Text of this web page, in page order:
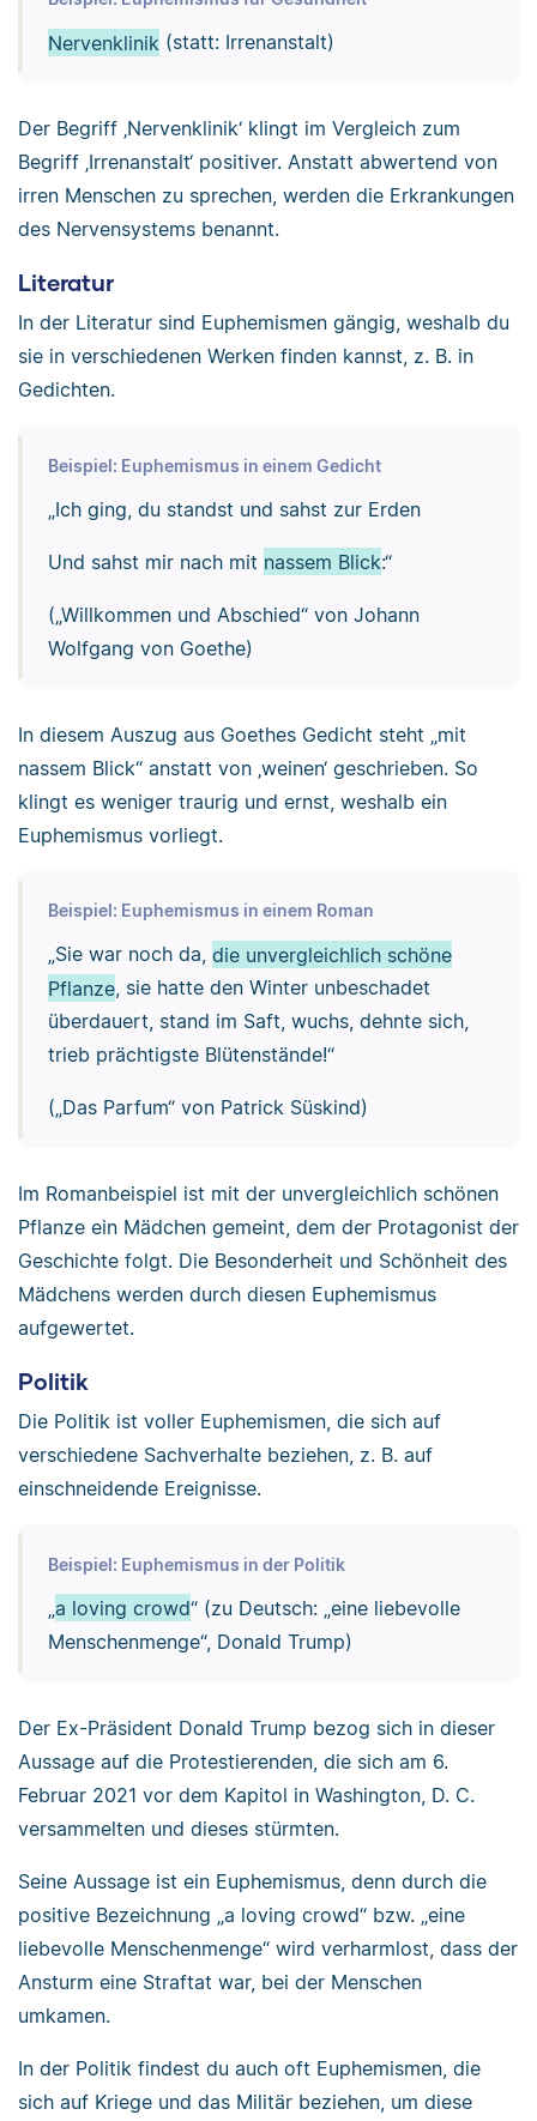
Nervenklinik (statt: Irrenanstalt)
Der Begriff ‚Nervenklinik‘ klingt im Vergleich zum
Begriff ‚Irrenanstalt‘ positiver. Anstatt abwertend von
irren Menschen zu sprechen, werden die Erkrankungen
des Nervensystems benannt.
Literatur
In der Literatur sind Euphemismen gängig, weshalb du
sie in verschiedenen Werken finden kannst, z. B. in
Gedichten.
Beispiel: Euphemismus in einem Gedicht
„Ich ging, du standst und sahst zur Erden
Und sahst mir nach mit nassem Blick:“
(„Willkommen und Abschied“ von Johann
Wolfgang von Goethe)
In diesem Auszug aus Goethes Gedicht steht „mit
nassem Blick“ anstatt von ‚weinen‘ geschrieben. So
klingt es weniger traurig und ernst, weshalb ein
Euphemismus vorliegt.
Beispiel: Euphemismus in einem Roman
„Sie war noch da, die unvergleichlich schöne
Pflanze, sie hatte den Winter unbeschadet
überdauert, stand im Saft, wuchs, dehnte sich,
trieb prächtigste Blütenstände!“
(„Das Parfum“ von Patrick Süskind)
Im Romanbeispiel ist mit der unvergleichlich schönen
Pflanze ein Mädchen gemeint, dem der Protagonist der
Geschichte folgt. Die Besonderheit und Schönheit des
Mädchens werden durch diesen Euphemismus
aufgewertet.
Politik
Die Politik ist voller Euphemismen, die sich auf
verschiedene Sachverhalte beziehen, z. B. auf
einschneidende Ereignisse.
Beispiel: Euphemismus in der Politik
a loving crowd“ (zu Deutsch: „eine liebevolle
Menschenmenge“, Donald Trump)
Der Ex-Präsident Donald Trump bezog sich in dieser
Aussage auf die Protestierenden, die sich am 6.
Februar 2021 vor dem Kapitol in Washington, D. C.
versammelten und dieses stürmten.
Seine Aussage ist ein Euphemismus, denn durch die
positive Bezeichnung „a loving crowd“ bzw. „eine
liebevolle Menschenmenge“ wird verharmlost, dass der
Ansturm eine Straftat war, bei der Menschen
umkamen.
In der Politik findest du auch oft Euphemismen, die
sich auf Kriege und das Militär beziehen, um diese